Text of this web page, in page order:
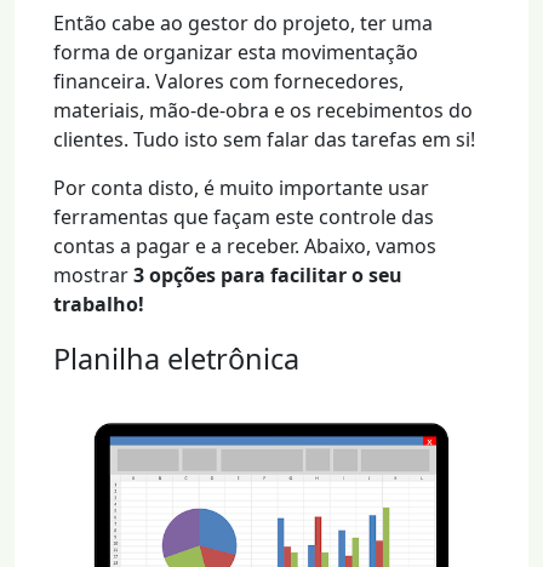
Então cabe ao gestor do projeto, ter uma
forma de organizar esta movimentação
financeira. Valores com fornecedores,
materiais, mão-de-obra e os recebimentos do
clientes. Tudo isto sem falar das tarefas em si!
Por conta disto, é muito importante usar
ferramentas que façam este controle das
contas a pagar e a receber. Abaixo, vamos
mostrar3 opções para facilitar o seu
trabalho!
Planilha eletrônica